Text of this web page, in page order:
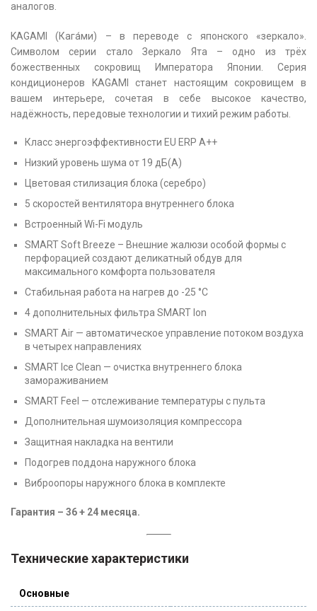
аналогов.
KAGAMI (Кага́ми) – в переводе с японского «зеркало».
Символом серии стало Зеркало Ята – одно из трёх
божественных сокровищ Императора Японии. Серия
кондиционеров KAGAMI станет настоящим сокровищем в
вашем интерьере, сочетая в себе высокое качество,
надёжность, передовые технологии и тихий режим работы.
Класс энергоэффективности EU ERP A++
Низкий уровень шума от 19 дБ(А)
Цветовая стилизация блока (серебро)
5 скоростей вентилятора внутреннего блока
Встроенный Wi-Fi модуль
SMART Soft Breeze – Внешние жалюзи особой формы с
перфорацией создают деликатный обдув для
максимального комфорта пользователя
Стабильная работа на нагрев до -25 °С
4 дополнительных фильтра SMART Ion
SMART Air — автоматическое управление потоком воздуха
в четырех направлениях
SMART Ice Clean — очистка внутреннего блока
замораживанием
SMART Feel — отслеживание температуры с пульта
Дополнительная шумоизоляция компрессора
Защитная накладка на вентили
Подогрев поддона наружного блока
Виброопоры наружного блока в комплекте
Гарантия – 36 + 24 месяца.
Технические характеристики
Основные